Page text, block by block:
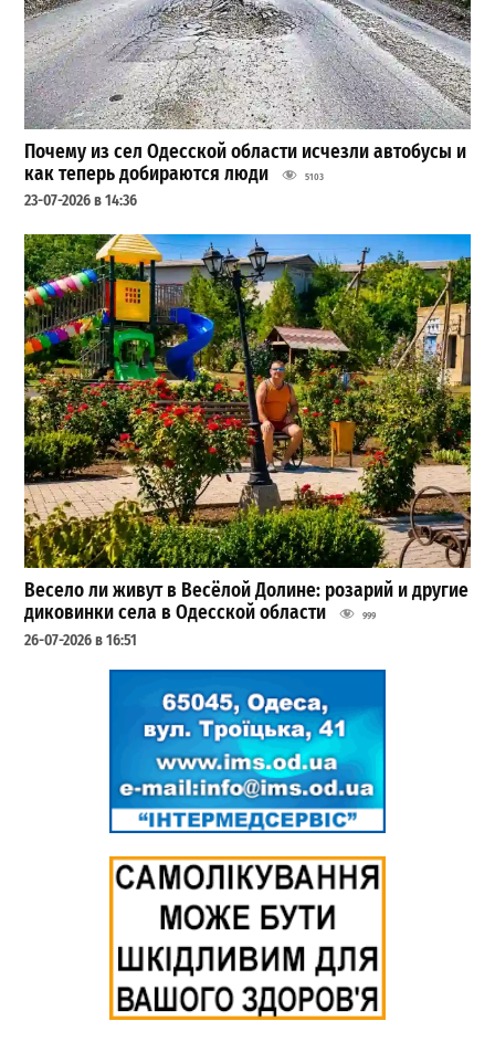
Почему из сел Одесской области исчезли автобусы и
как теперь добираются люди
5103
23-07-2026 в 14:36
Весело ли живут в Весёлой Долине: розарий и другие
диковинки села в Одесской области
999
26-07-2026 в 16:51